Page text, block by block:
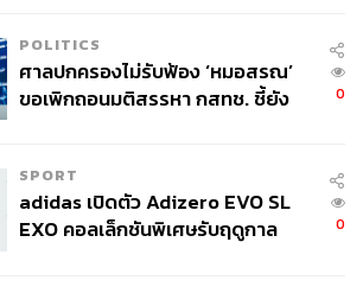
POLITICS
ศาลปกครองไม่รับฟ้อง ‘หมอสรณ’
ขอเพิกถอนมติสรรหา กสทช. ชี้ยัง
0
SPORT
adidas เปิดตัว Adizero EVO SL
EXO คอลเล็กชันพิเศษรับฤดูกาล
0